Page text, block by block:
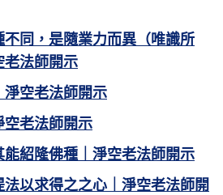
同，是隨業力而異（唯識所
老法師開示
空老法師開示
空老法師開示
紹隆佛種｜淨空老法師開示
以求得之之心｜淨空老法師開